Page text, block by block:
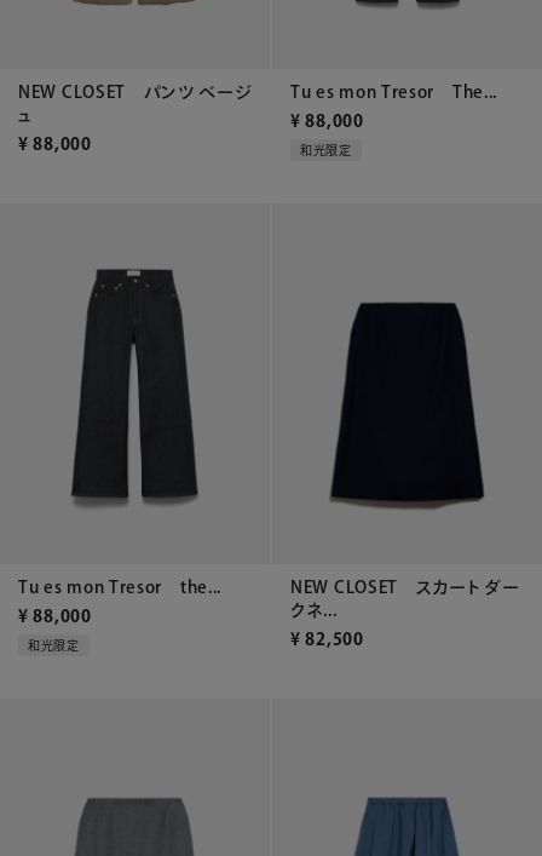
NEW CLOSET パンツ ベージ
ュ
¥ 88,000
Tu es mon Tresor The...
¥ 88,000
和光限定
Tu es mon Tresor the...
¥ 88,000
和光限定
NEW CLOSET スカート ダー
クネ...
¥ 82,500